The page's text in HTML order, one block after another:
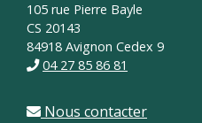
105 rue Pierre Bayle
CS 20143
84918 Avignon Cedex 9
04 27 85 86 81
Nous contacter